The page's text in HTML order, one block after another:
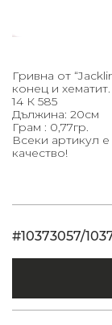
Гривна от
конец и хематит.
14 К 585
Дължина: 20см
Грам : 0,77гр.
Всеки артикул
качество!
#10373057/